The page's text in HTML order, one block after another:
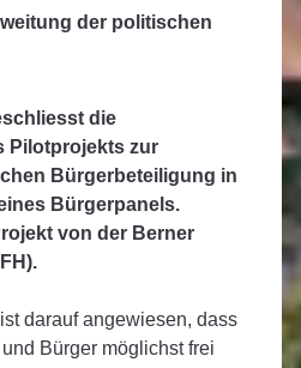
der politischen
die
Pilotprojekts zur
Bürgerbeteiligung in
Bürgerpanels.
von der Berner
darauf angewiesen, dass
Bürger möglichst frei